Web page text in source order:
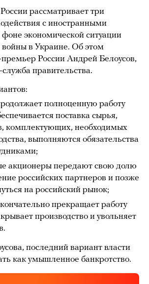
рассматривает три
с иностранными
экономической ситуации
войны в Украине. Об этом
премьер России Андрей Белоусов,
правительства.
полноценную работу
поставка сырья,
комплектующих, необходимых
выполняются обязательства
акционеры передают свою долю
российских партнеров и позже
на российский рынок;
прекращает работу
производство и увольняет
последний вариант власти
как умышленное банкротство.